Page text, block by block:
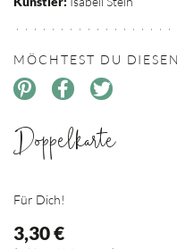
Doppelkarte
Für Dich!
3,30 €
MÖCHTEST DU